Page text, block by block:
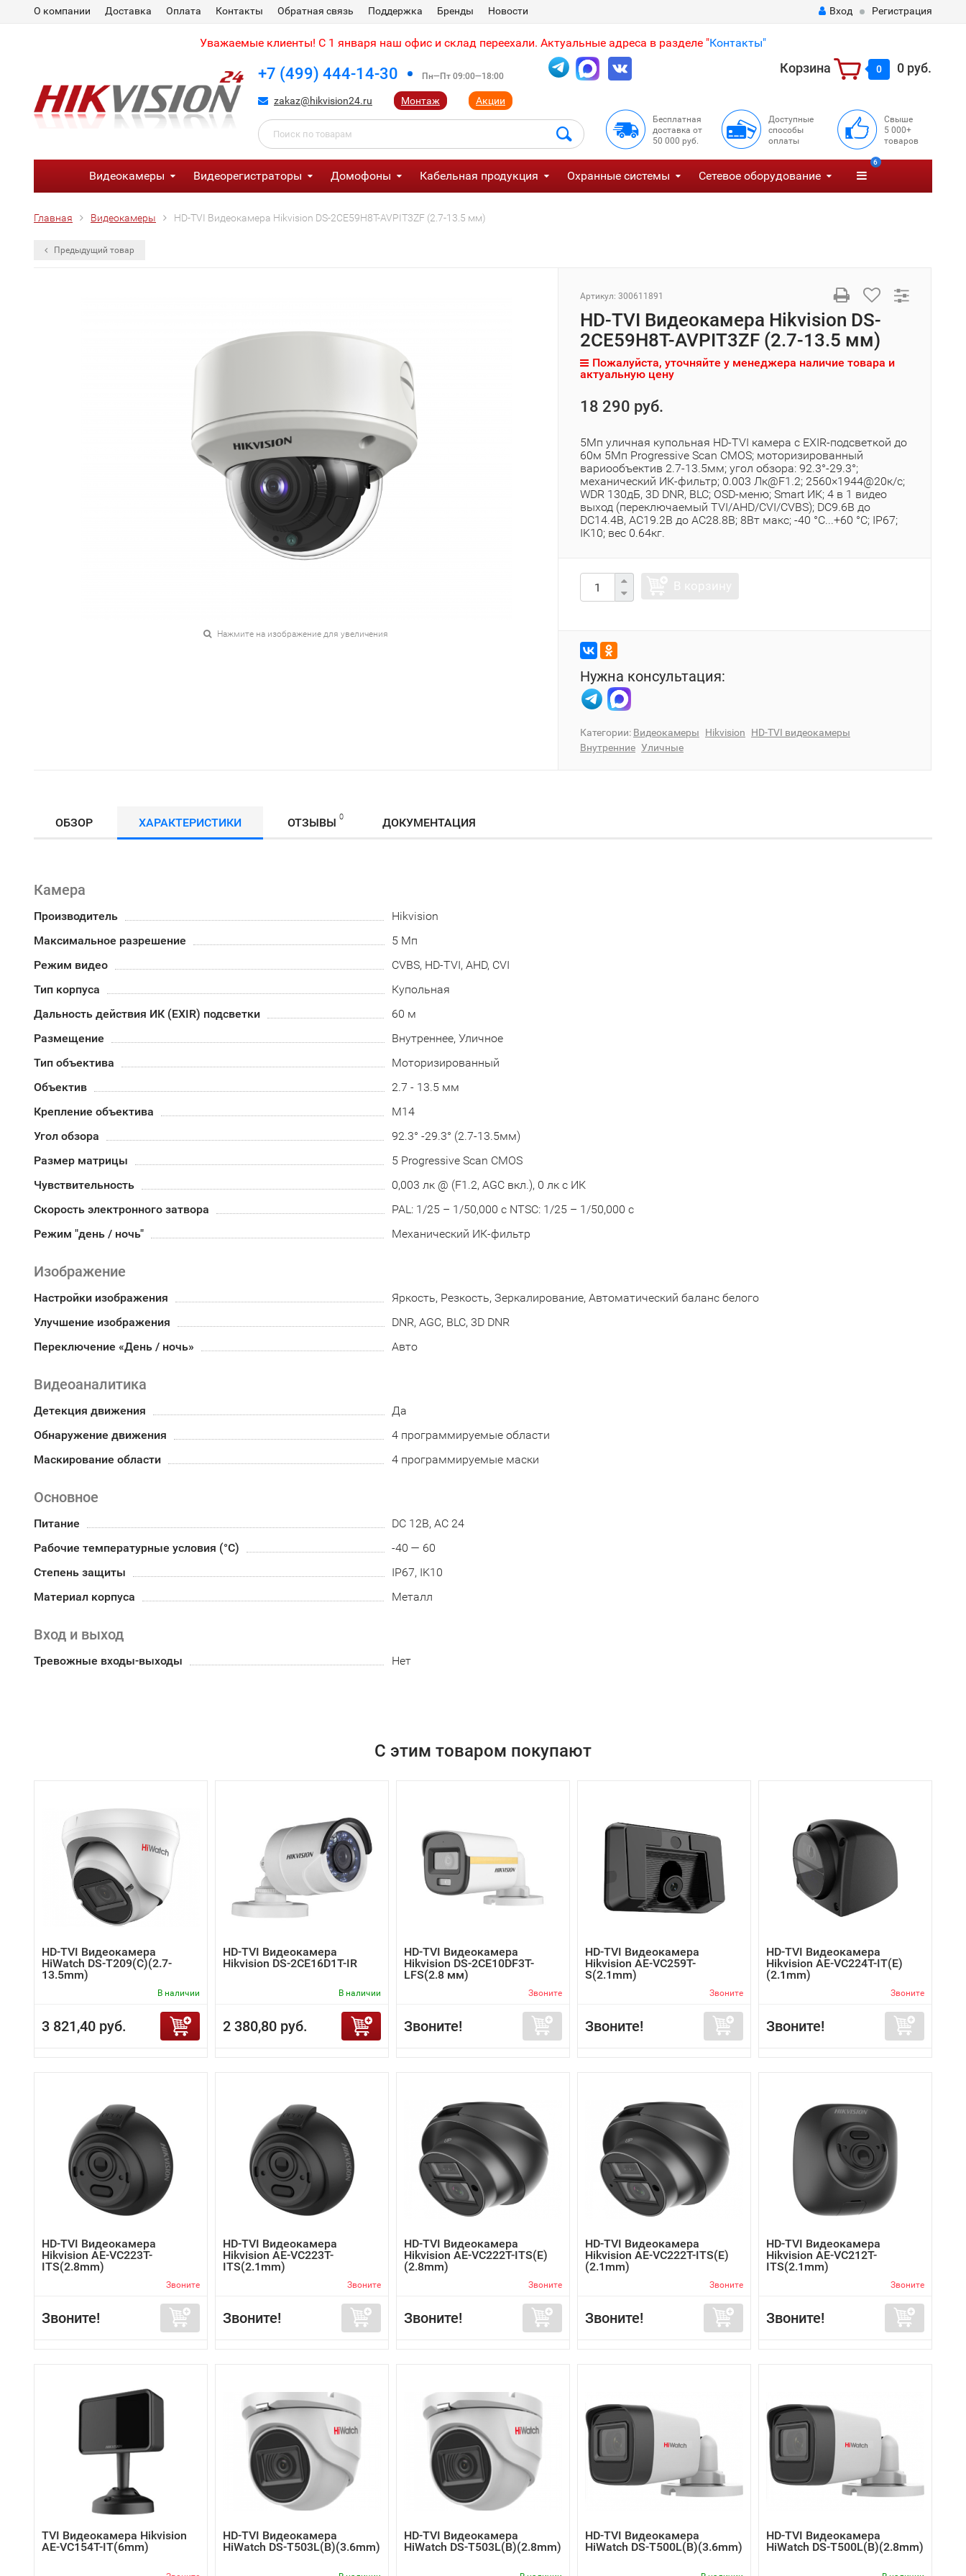
О компании Доставка Оплата Контакты Обратная связь Поддержка Бренды Новости Вход Регистрация
Уважаемые клиенты! С 1 января наш офис и склад переехали. Актуальные адреса в разделе "Контакты"
+7 (499) 444-14-30 Пн—Пт 09:00—18:00
zakaz@hikvision24.ru Монтаж Акции
Корзина 0 0 руб.
Бесплатная
доставка от
50 000 руб.
Доступные
способы
оплаты
Свыше
5 000+
товаров
Видеокамеры Видеорегистраторы Домофоны Кабельная продукция Охранные системы Сетевое оборудование
6
Главная Видеокамеры HD-TVI Видеокамера Hikvision DS-2CE59H8T-AVPIT3ZF (2.7-13.5 мм)
Предыдущий товар
Нажмите на изображение для увеличения
Артикул: 300611891
HD-TVI Видеокамера Hikvision DS-
2CE59H8T-AVPIT3ZF (2.7-13.5 мм)
Пожалуйста, уточняйте у менеджера наличие товара и
актуальную цену
18 290 руб.
5Мп уличная купольная HD-TVI камера с EXIR-подсветкой до
60м 5Мп Progressive Scan CMOS; моторизированный
вариообъектив 2.7-13.5мм; угол обзора: 92.3°-29.3°;
механический ИК-фильтр; 0.003 Лк@F1.2; 2560×1944@20к/с;
WDR 130дБ, 3D DNR, BLC; OSD-меню; Smart ИК; 4 в 1 видео
выход (переключаемый TVI/AHD/CVI/CVBS); DC9.6В до
DC14.4В, AC19.2В до AC28.8В; 8Вт макс; -40 °C...+60 °C; IP67;
IK10; вес 0.64кг.
Нужна консультация:
Категории: Видеокамеры Hikvision
HD-TVI видеокамеры
Внутренние Уличные
ОБЗОР ХАРАКТЕРИСТИКИ ОТЗЫВЫ 0 ДОКУМЕНТАЦИЯ
Камера
Производитель
Hikvision
Максимальное разрешение
5 Мп
Режим видео
CVBS, HD-TVI, AHD, CVI
Тип корпуса
Купольная
Дальность действия ИК (EXIR) подсветки
60 м
Размещение
Внутреннее, Уличное
Тип объектива
Моторизированный
Объектив
2.7 - 13.5 мм
Крепление объектива
М14
Угол обзора
92.3° -29.3° (2.7-13.5мм)
Размер матрицы
5 Progressive Scan CMOS
Чувствительность
0,003 лк @ (F1.2, AGC вкл.), 0 лк с ИК
Скорость электронного затвора
PAL: 1/25 – 1/50,000 с NTSC: 1/25 – 1/50,000 с
Режим "день / ночь"
Механический ИК-фильтр
Изображение
Настройки изображения
Яркость, Резкость, Зеркалирование, Автоматический баланс белого
Улучшение изображения
DNR, AGC, BLC, 3D DNR
Переключение «День / ночь»
Авто
Видеоаналитика
Детекция движения
Да
Обнаружение движения
4 программируемые области
Маскирование области
4 программируемые маски
Основное
Питание
DC 12В, AC 24
Рабочие температурные условия (°С)
-40 — 60
Степень защиты
IP67, IK10
Материал корпуса
Металл
Вход и выход
Тревожные входы-выходы Нет
С этим товаром покупают
HD-TVI Видеокамера
HiWatch DS-T209(C)(2.7-
13.5mm)
В наличии
3 821,40 руб.
HD-TVI Видеокамера
Hikvision DS-2CE16D1T-IR
В наличии
2 380,80 руб.
HD-TVI Видеокамера
Hikvision DS-2CE10DF3T-
LFS(2.8 мм)
Звоните
Звоните!
HD-TVI Видеокамера
Hikvision AE-VC259T-
S(2.1mm)
Звоните
Звоните!
HD-TVI Видеокамера
Hikvision AE-VC224T-IT(E)
(2.1mm)
Звоните
Звоните!
HD-TVI Видеокамера
Hikvision AE-VC223T-
ITS(2.8mm)
Звоните
Звоните!
HD-TVI Видеокамера
Hikvision AE-VC223T-
ITS(2.1mm)
Звоните
Звоните!
HD-TVI Видеокамера
Hikvision AE-VC222T-ITS(E)
(2.8mm)
Звоните
Звоните!
HD-TVI Видеокамера
Hikvision AE-VC222T-ITS(E)
(2.1mm)
Звоните
Звоните!
HD-TVI Видеокамера
Hikvision AE-VC212T-
ITS(2.1mm)
Звоните
Звоните!
TVI Видеокамера Hikvision
AE-VC154T-IT(6mm)
HD-TVI Видеокамера
HiWatch DS-T503L(B)(3.6mm)
HD-TVI Видеокамера
HiWatch DS-T503L(B)(2.8mm)
HD-TVI Видеокамера
HiWatch DS-T500L(B)(3.6mm)
HD-TVI Видеокамера
HiWatch DS-T500L(B)(2.8mm)